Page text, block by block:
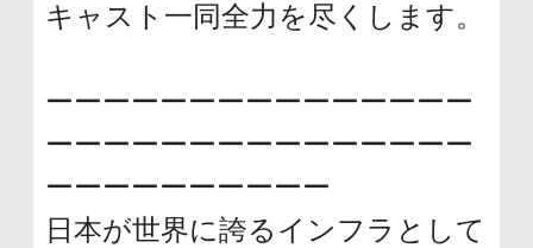
キャスト一同全力を尽くします。
ーーーーーーーーーーーーーーー
ーーーーーーーーーーーーーーー
ーーーーーーーーーー
日本が世界に誇るインフラとして